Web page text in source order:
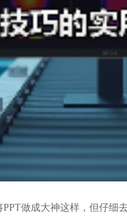
做成大神这样，但仔细